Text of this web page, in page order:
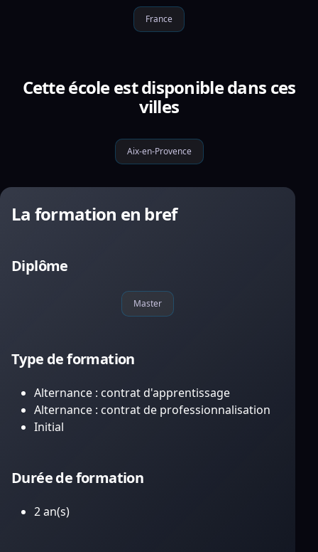
France
Cette école est disponible dans ces
villes
Aix-en-Provence
La formation en bref
Diplôme
Master
Type de formation
Alternance : contrat d'apprentissage
Alternance : contrat de professionnalisation
Initial
Durée de formation
2 an(s)